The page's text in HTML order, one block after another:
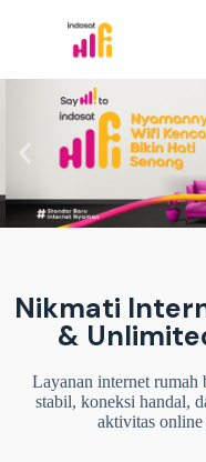
Nikmati
&
Layanan internet rumah
stabil, koneksi handal,
aktivitas online